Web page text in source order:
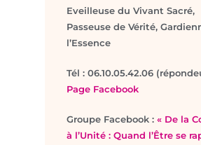
Eveilleuse du Vivant Sacré,
Passeuse de Vérité,
l’Essence
Tél : 06.10.05.42.06
Page Facebook
Groupe Facebook :« De la
à l’Unité : Quand l’Être se